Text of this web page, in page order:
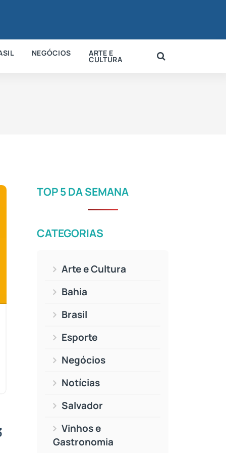
NEGÓCIOS ARTE E
CULTURA
TOP 5 DA SEMANA
CATEGORIAS
Arte e Cultura
Bahia
Brasil
Esporte
Negócios
Notícias
Salvador
Vinhos e
Gastronomia